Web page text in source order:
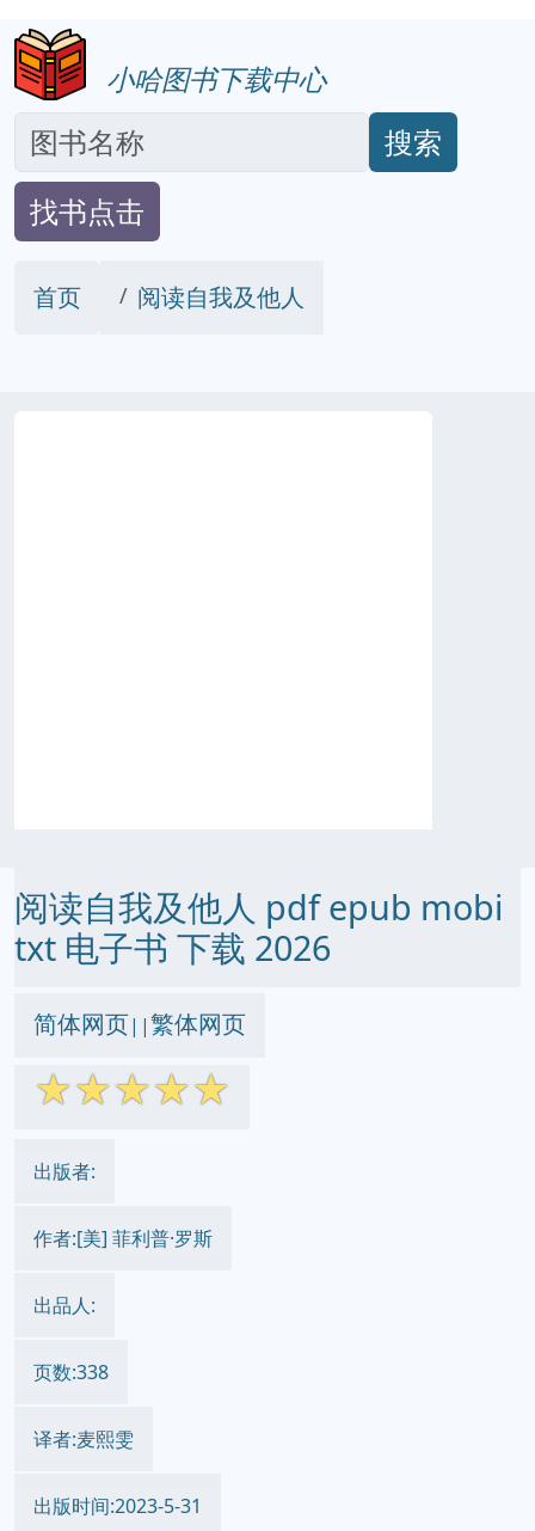
小哈图书下载中心
搜索
找书点击
首页 阅读自我及他人
阅读自我及他人 pdf epub mobi
txt 电子书 下载 2026
简体网页||繁体网页
☆☆☆☆☆
出版者:
作者:[美] 菲利普·罗斯
出品人:
页数:338
译者:麦熙雯
出版时间:2023-5-31